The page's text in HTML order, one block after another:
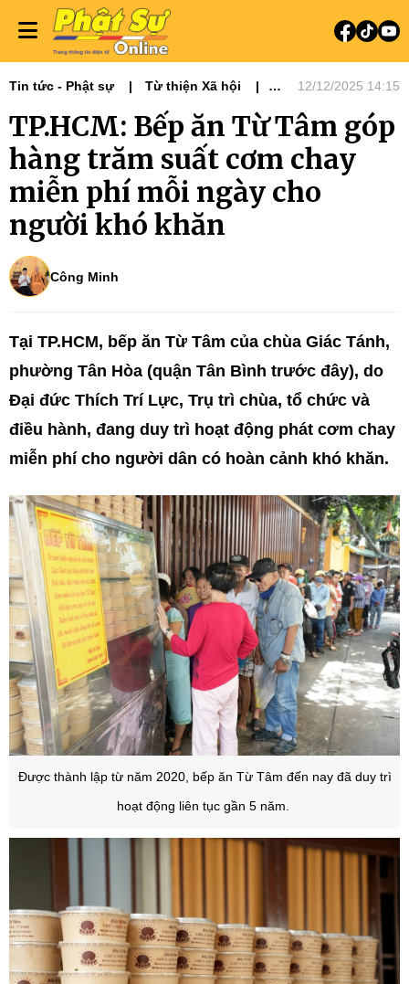
Tin tức - Phật sự
Từ thiện Xã hội
12/12/2025 14:15
TP.HCM: Bếp ăn Từ Tâm góp
hàng trăm suất cơm chay
miễn phí mỗi ngày cho
người khó khăn
Công Minh
Tại TP.HCM, bếp ăn Từ Tâm của chùa Giác Tánh,
phường Tân Hòa (quận Tân Bình trước đây), do
Đại đức Thích Trí Lực, Trụ trì chùa, tổ chức và
điều hành, đang duy trì hoạt động phát cơm chay
miễn phí cho người dân có hoàn cảnh khó khăn.
Được thành lập từ năm 2020, bếp ăn Từ Tâm đến nay đã duy trì
hoạt động liên tục gần 5 năm.